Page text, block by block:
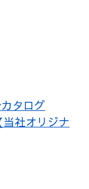
タログ
当社オリジナ